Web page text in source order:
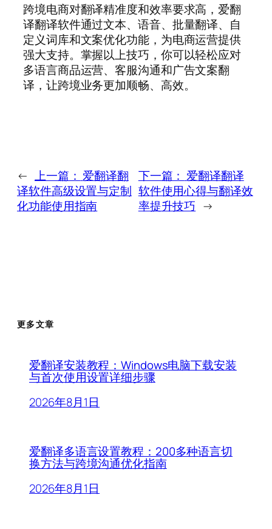
跨境电商对翻译精准度和效率要求高，爱翻
译翻译软件通过文本、语音、批量翻译、自
定义词库和文案优化功能，为电商运营提供
强大支持。掌握以上技巧，你可以轻松应对
多语言商品运营、客服沟通和广告文案翻
译，让跨境业务更加顺畅、高效。
← 上一篇： 爱翻译翻
译软件高级设置与定制
化功能使用指南
下一篇： 爱翻译翻译
软件使用心得与翻译效
率提升技巧 →
更多文章
爱翻译安装教程：Windows电脑下载安装
与首次使用设置详细步骤
2026年8月1日
爱翻译多语言设置教程：200多种语言切
换方法与跨境沟通优化指南
2026年8月1日